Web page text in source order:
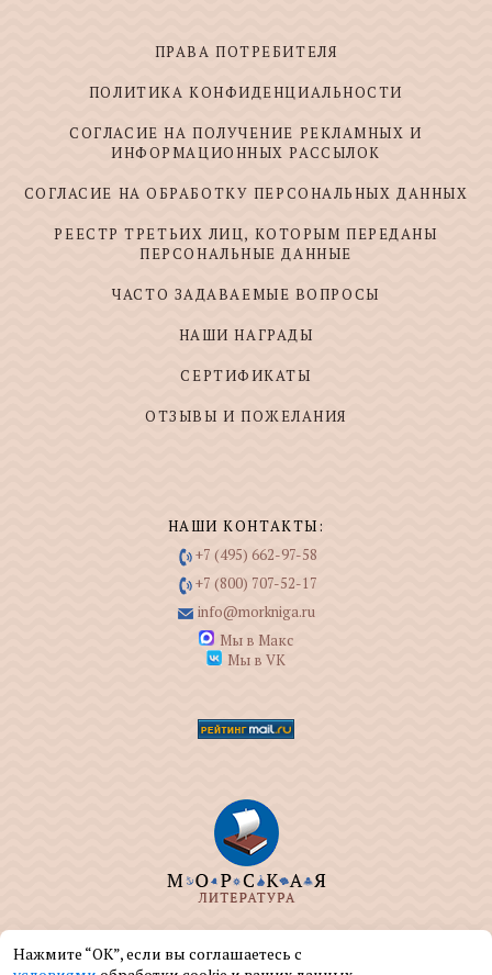
ПРАВА ПОТРЕБИТЕЛЯ
ПОЛИТИКА КОНФИДЕНЦИАЛЬНОСТИ
СОГЛАСИЕ НА ПОЛУЧЕНИЕ РЕКЛАМНЫХ И
ИНФОРМАЦИОННЫХ РАССЫЛОК
СОГЛАСИЕ НА ОБРАБОТКУ ПЕРСОНАЛЬНЫХ ДАННЫХ
РЕЕСТР ТРЕТЬИХ ЛИЦ, КОТОРЫМ ПЕРЕДАНЫ
ПЕРСОНАЛЬНЫЕ ДАННЫЕ
ЧАСТО ЗАДАВАЕМЫЕ ВОПРОСЫ
НАШИ НАГРАДЫ
СЕРТИФИКАТЫ
ОТЗЫВЫ И ПОЖЕЛАНИЯ
НАШИ КОНТАКТЫ:
+7 (495) 662-97-58
+7 (800) 707-52-17
info@morkniga.ru
Мы в Макс
Мы в VK
ООО "МОРКНИГА" занимается изданием и
реализацией книг на морскую тематику.
Нажмите “ОК”, если вы соглашаетесь с